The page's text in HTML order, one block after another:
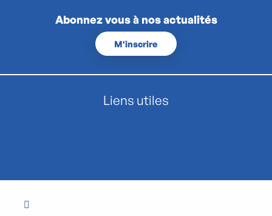
Abonnez vous à nos actualités
M'inscrire
Liens utiles